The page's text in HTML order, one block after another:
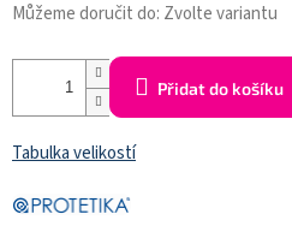
Můžeme doručit do: Zvolte variantu
Přidat do košíku
Tabulka velikostí